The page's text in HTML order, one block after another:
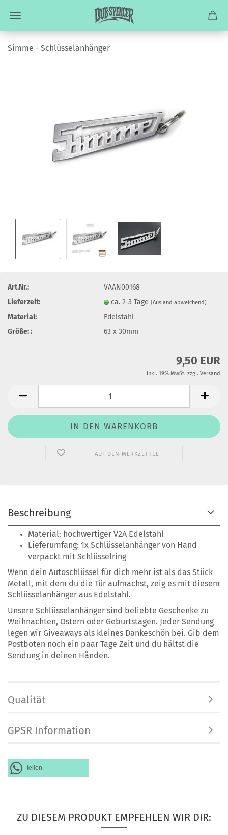
Simme - Schlüsselanhänger
Art.Nr.:
VAAN00168
Lieferzeit:
ca. 2-3 Tage(Ausland abweichend)
Material:
Edelstahl
Größe: :
63 x 30mm
9,50 EUR
inkl. 19% MwSt. zzgl. Versand
AUF DEN MERKZETTEL
Beschreibung
Material: hochwertiger V2A Edelstahl
Lieferumfang: 1x Schlüsselanhänger von Hand
verpackt mit Schlüsselring
Wenn dein Autoschlüssel für dich mehr ist als das Stück
Metall, mit dem du die Tür aufmachst, zeig es mit diesem
Schlüsselanhänger aus Edelstahl.
Unsere Schlüsselanhänger sind beliebte Geschenke zu
Weihnachten, Ostern oder Geburtstagen. Jeder Sendung
legen wir Giveaways als kleines Dankeschön bei. Gib dem
Postboten noch ein paar Tage Zeit und du hältst die
Sendung in deinen Händen.
Qualität
GPSR Information
teilen
ZU DIESEM PRODUKT EMPFEHLEN WIR DIR: